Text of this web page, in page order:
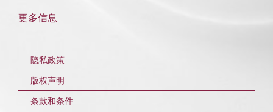
更多信息
隐私政策
版权声明
条款和条件